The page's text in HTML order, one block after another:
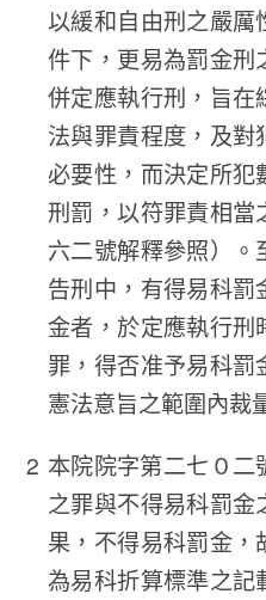
以緩和自由刑之嚴
件下，更易為罰金
併定應執行刑，旨
法與罪責程度，及對
必要性，而決定所犯
刑罰，以符罪責相
六二號解釋參照）
告刑中，有得易科
金者，於定應執行刑
罪，得否准予易科
憲法意旨之範圍內裁
本院院字第二七０
之罪與不得易科罰
果，不得易科罰金
為易科折算標準之記